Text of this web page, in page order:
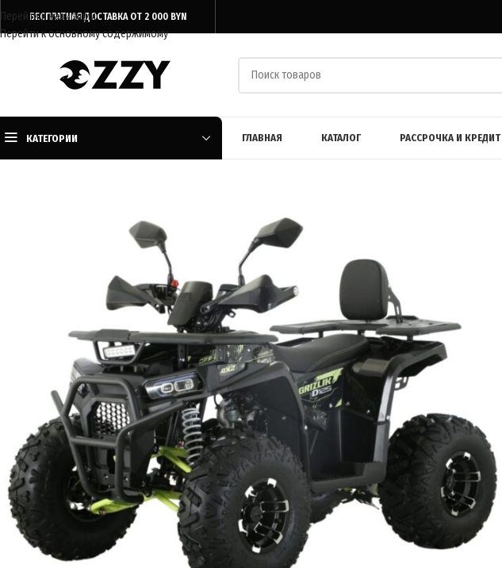
Перейти к навигации
Перейти к основному содержимому
БЕСПЛАТНАЯ ДОСТАВКА ОТ 2 000 BYN
КАТЕГОРИИ ГЛАВНАЯ КАТАЛОГ РАССРОЧКА И КРЕДИТ